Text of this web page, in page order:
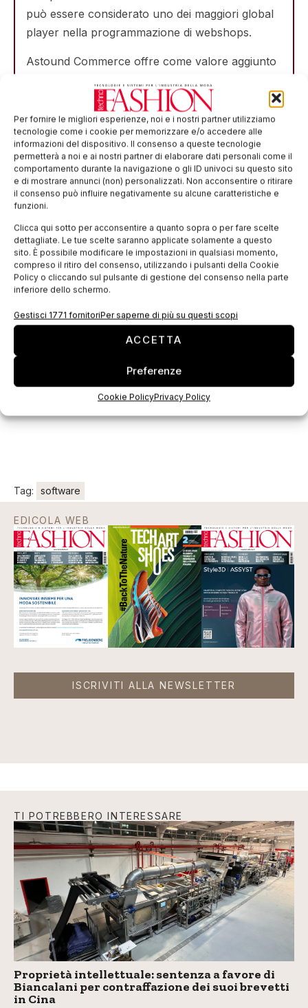
Per fornire le migliori esperienze, noi e i nostri partner utilizziamo
tecnologie come i cookie per memorizzare e/o accedere alle
informazioni del dispositivo. Il consenso a queste tecnologie
permetterà a noi e ai nostri partner di elaborare dati personali come il
comportamento durante la navigazione o gli ID univoci su questo sito
e di mostrare annunci (non) personalizzati. Non acconsentire o ritirare
il consenso può influire negativamente su alcune caratteristiche e
funzioni.
Clicca qui sotto per acconsentire a quanto sopra o per fare scelte
dettagliate. Le tue scelte saranno applicate solamente a questo
sito. È possibile modificare le impostazioni in qualsiasi momento,
compreso il ritiro del consenso, utilizzando i pulsanti della Cookie
Policy o cliccando sul pulsante di gestione del consenso nella parte
inferiore dello schermo.
Gestisci 1771 fornitoriPer saperne di più su questi scopi
ACCETTA
Preferenze
Cookie PolicyPrivacy Policy
può essere considerato uno dei maggiori global
player nella programmazione di webshops.
Astound Commerce offre come valore aggiunto
esclusivi come il supporto 24/7 per 365 giorni e
la gestione della parte finanziaria (tasse, dazi,
rimborsi) sia a livello nazionale che
internazionale. I benefici di questo approccio si
riflettono anche sui dati di conversione, ossia dal
numero di volte che un utente visita il sito e
trasforma la sua presenza in un acquisto,
cresciuti del 20% in molti progetti rispetto
all’anno precedente.
Tale sviluppo positivo è stato registrato da
molteplici aziende seguite da Astound Commerce
come Adidas, che dopo 7 anni ha incrementato il
restyling del sito, M&M’s e RayBan mediante la
personalizzazione dei prodotti acquistabili online.
Tag: software
EDICOLA WEB
ISCRIVITI ALLA NEWSLETTER
TI POTREBBERO INTERESSARE
Proprietà intellettuale: sentenza a favore di
Biancalani per contraffazione dei suoi brevetti
in Cina